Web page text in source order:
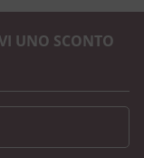
UNO SCONTO